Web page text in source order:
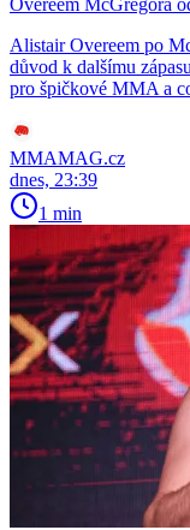
Alistair Overeem po
důvod k dalšímu
pro špičkové MMA a
MMAMAG.cz
dnes, 23:39
1 min